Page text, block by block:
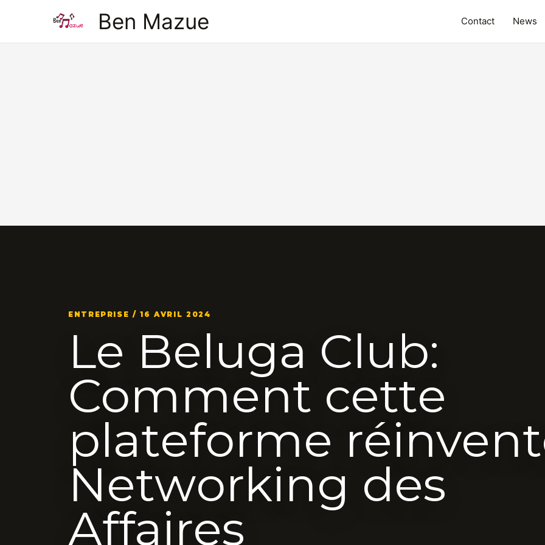
Ben Mazue Contact News
ENTREPRISE / 16 AVRIL 2024
Le Beluga Club:
Comment cette
plateforme
Networking des
Affaires